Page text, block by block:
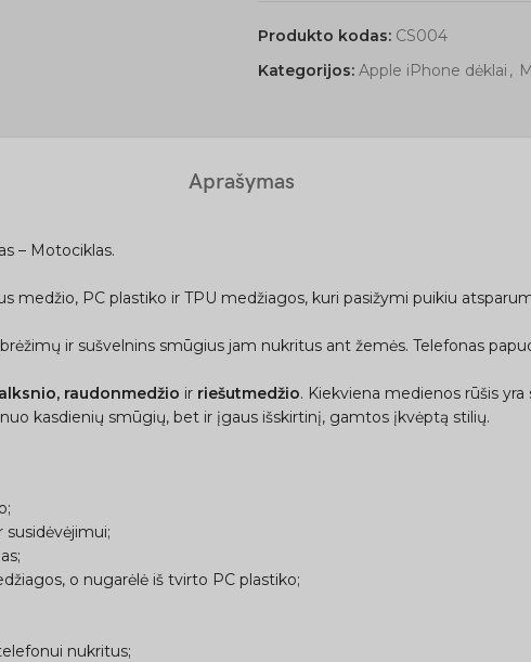
Produkto kodas: CS004
Kategorijos: Apple iPhone dėklai ,
Aprašymas
– Motociklas.
medžio, PC plastiko ir TPU medžiagos, kuri pasižymi puikiu
ir sušvelnins smūgius jam nukritus ant žemės. Telefonas
alksnio, raudonmedžio ir riešutmedžio. Kiekviena medienos rūšis
kasdienių smūgių, bet ir įgaus išskirtinį, gamtos įkvėptą stilių.
o nugarėlė iš tvirto PC plastiko;
nukritus;